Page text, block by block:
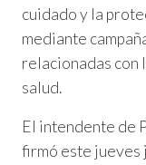
cuidado y la
mediante
relacionadas con
salud.
El intendente de
firmó este jueves